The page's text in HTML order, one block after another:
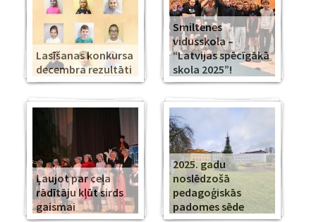
Lasīšanas konkursa
decembra rezultāti
Smiltenes
vidusskola –
“Latvijas spēcīgākā
skola 2025”!
Ļaujot par ceļa
rādītāju kļūt sirds
gaismai
2025. gadu
noslēdzošā
pedagoģiskās
padomes sēde